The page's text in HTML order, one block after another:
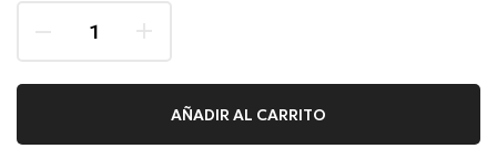
AÑADIR AL CARRITO